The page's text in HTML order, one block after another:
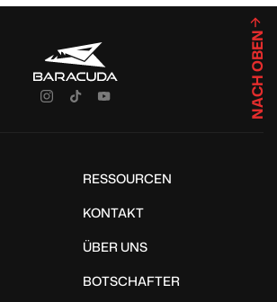
RESSOURCEN
KONTAKT
ÜBER UNS
BOTSCHAFTER
NACH OBEN